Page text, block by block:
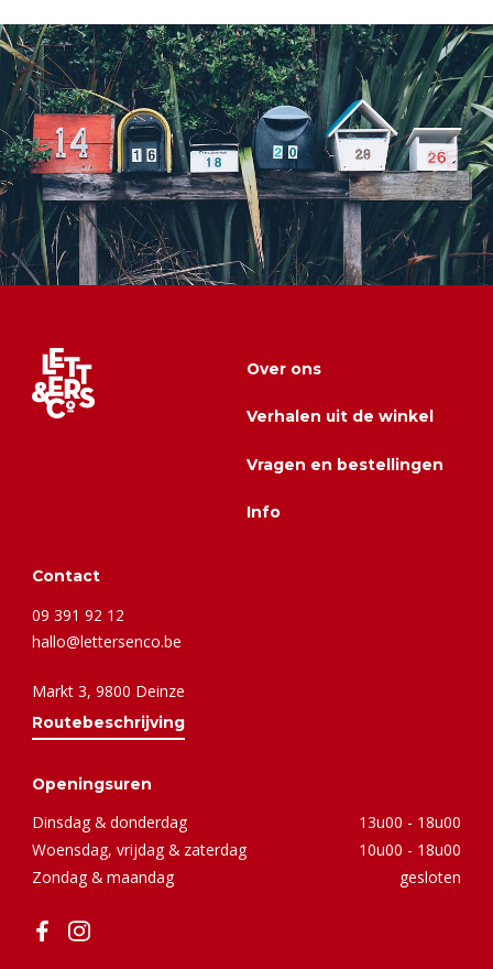
Over ons
Verhalen uit de winkel
Vragen en bestellingen
Info
Contact
09 391 92 12
hallo@lettersenco.be
Markt 3, 9800 Deinze
Routebeschrijving
Openingsuren
Dinsdag & donderdag
13u00 - 18u00
Woensdag, vrijdag & zaterdag
10u00 - 18u00
Zondag & maandag
gesloten